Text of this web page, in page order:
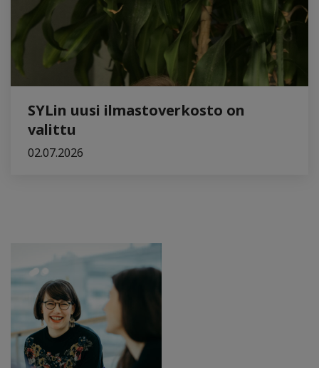
SYLin uusi ilmastoverkosto on
valittu
02.07.2026